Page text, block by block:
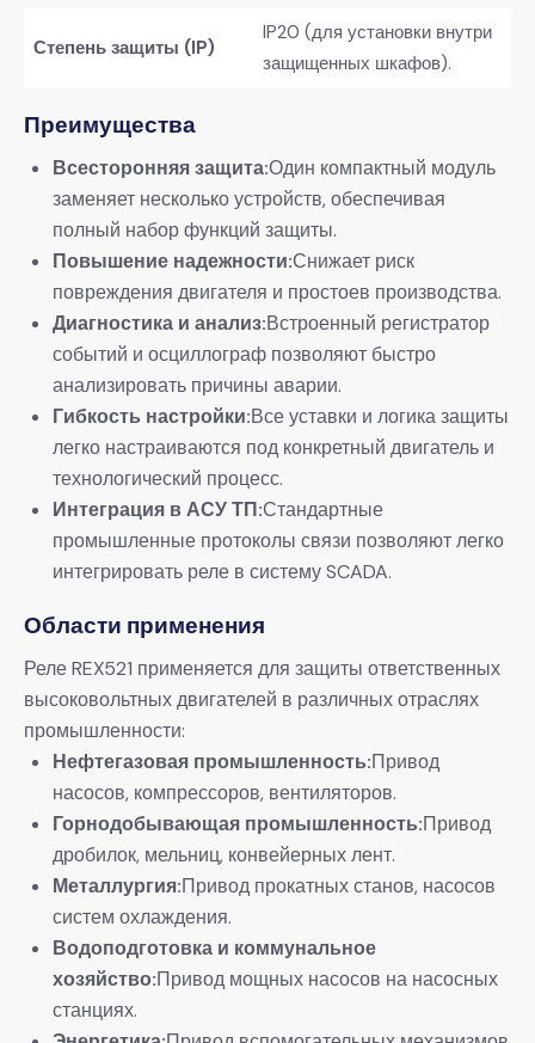
Степень защиты (IP)
IP20 (для установки внутри
защищенных шкафов).
Преимущества
Всесторонняя защита:Один компактный модуль
заменяет несколько устройств, обеспечивая
полный набор функций защиты.
Повышение надежности:Снижает риск
повреждения двигателя и простоев производства.
Диагностика и анализ:Встроенный регистратор
событий и осциллограф позволяют быстро
анализировать причины аварии.
Гибкость настройки:Все уставки и логика защиты
легко настраиваются под конкретный двигатель и
технологический процесс.
Интеграция в АСУ ТП:Стандартные
промышленные протоколы связи позволяют легко
интегрировать реле в систему SCADA.
Области применения
Реле REX521 применяется для защиты ответственных
высоковольтных двигателей в различных отраслях
промышленности:
Нефтегазовая промышленность:Привод
насосов, компрессоров, вентиляторов.
Горнодобывающая промышленность:Привод
дробилок, мельниц, конвейерных лент.
Металлургия:Привод прокатных станов, насосов
систем охлаждения.
Водоподготовка и коммунальное
хозяйство:Привод мощных насосов на насосных
станциях.